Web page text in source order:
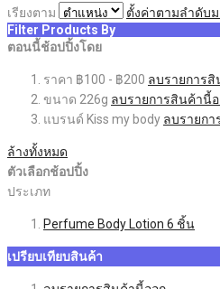
เรียงตาม
ตั้งค่าตามลำดับ
Filter Products By
ตอนนี้ช้อปปิ้งโดย
ราคา ฿100 - ฿200 ลบรายการ
ขนาด 226g ลบรายการสินค้านี้
แบรนด์ Kiss my body ลบรายก
ล้างทั้งหมด
ตัวเลือกช้อปปิ้ง
ประเภท
Perfume Body Lotion 6 ชิ้น
เปรียบเทียบสินค้า